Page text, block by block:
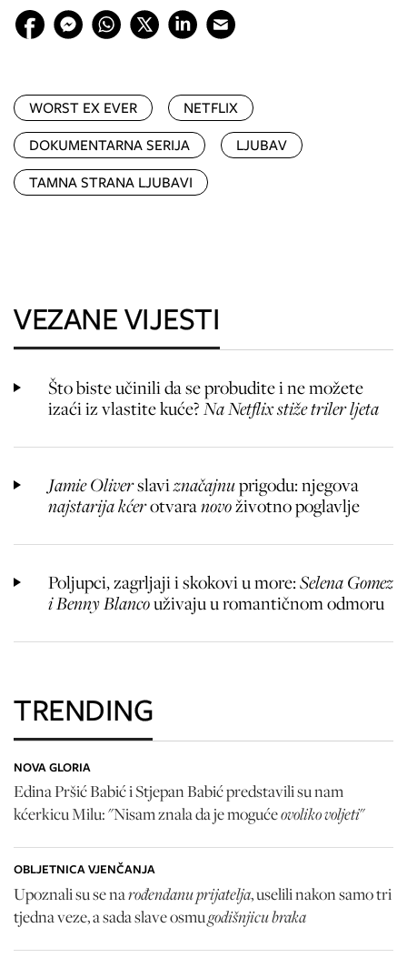
WORST EX EVER
NETFLIX
DOKUMENTARNA SERIJA
LJUBAV
TAMNA STRANA LJUBAVI
VEZANE VIJESTI
Što biste učinili da se probudite i ne možete
izaći iz vlastite kuće?Na Netflix stiže triler ljeta
Jamie Oliverslaviznačajnuprigodu: njegova
najstarija kćerotvaranovoživotno poglavlje
Poljupci, zagrljaji i skokovi u more:Selena Gomez
i Benny Blancouživaju u romantičnom odmoru
TRENDING
NOVA GLORIA
Edina Pršić Babić i Stjepan Babić predstavili su nam
kćerkicu Milu: "Nisam znala da je mogućeovoliko voljeti"
OBLJETNICA VJENČANJA
Upoznali su se narođendanu prijatelja, uselili nakon samo tri
tjedna veze, a sada slave osmugodišnjicu braka